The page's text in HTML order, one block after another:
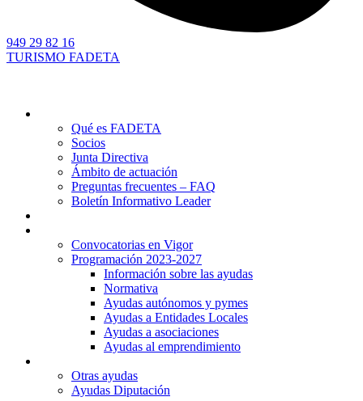
949 29 82 16
TURISMO FADETA
Qué es FADETA
Socios
Junta Directiva
Ámbito de actuación
Preguntas frecuentes – FAQ
Boletín Informativo Leader
Convocatorias en Vigor
Programación 2023-2027
Información sobre las ayudas
Normativa
Ayudas autónomos y pymes
Ayudas a Entidades Locales
Ayudas a asociaciones
Ayudas al emprendimiento
Otras ayudas
Ayudas Diputación